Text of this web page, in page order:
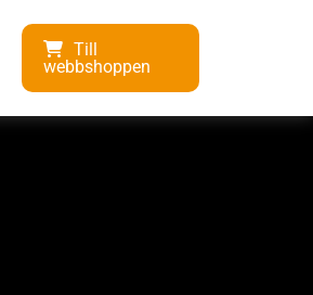
Till
webbshoppen